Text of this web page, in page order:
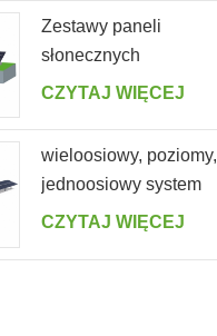
Zestawy paneli
słonecznych
montowanych na
CZYTAJ WIĘCEJ
wieloosiowy, poziomy,
jednoosiowy system
śledzący z
CZYTAJ WIĘCEJ